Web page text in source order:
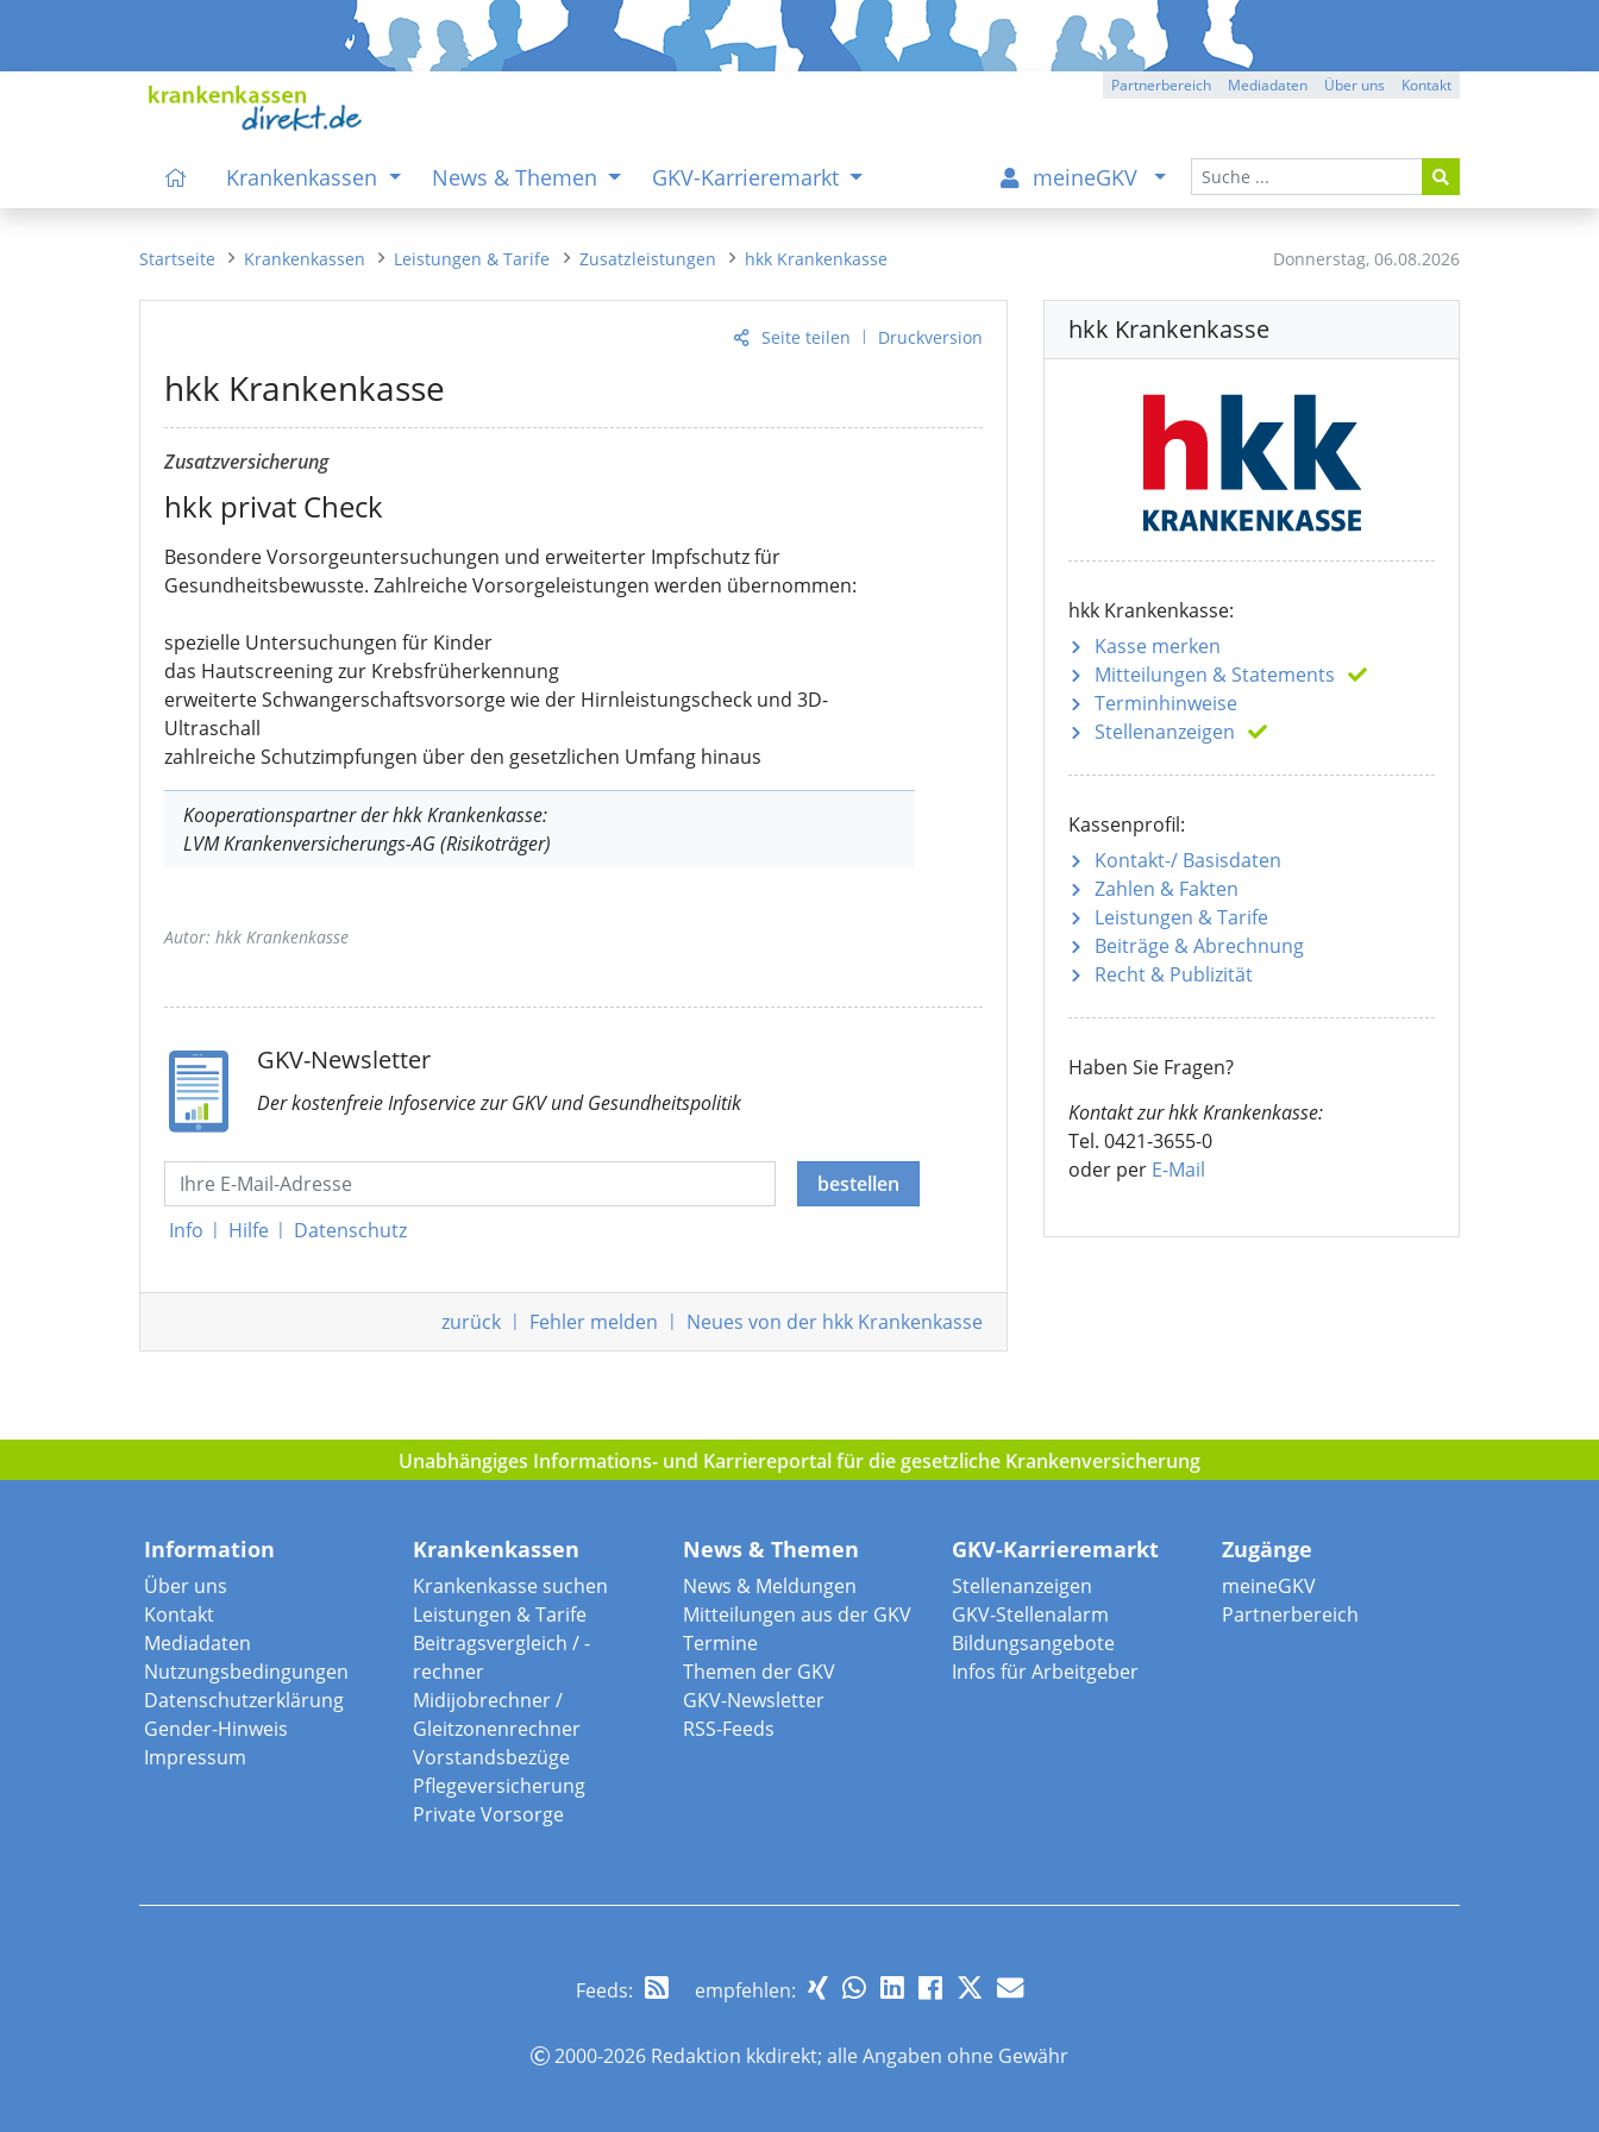
Partnerbereich Mediadaten Über uns Kontakt
Krankenkassen News & Themen GKV-Karrieremarkt meineGKV
Donnerstag, 06.08.2026
Startseite Krankenkassen Leistungen & Tarife Zusatzleistungen hkk Krankenkasse
Seite teilen | Druckversion
hkk Krankenkasse
Zusatzversicherung
hkk privat Check
Besondere Vorsorgeuntersuchungen und erweiterter Impfschutz für
Gesundheitsbewusste. Zahlreiche Vorsorgeleistungen werden übernommen:
spezielle Untersuchungen für Kinder
das Hautscreening zur Krebsfrüherkennung
erweiterte Schwangerschaftsvorsorge wie der Hirnleistungscheck und 3D-
Ultraschall
zahlreiche Schutzimpfungen über den gesetzlichen Umfang hinaus
Kooperationspartner der hkk Krankenkasse:
LVM Krankenversicherungs-AG (Risikoträger)
Autor: hkk Krankenkasse
GKV-Newsletter
Der kostenfreie Infoservicezur GKVund Gesundheitspolitik
Info | Hilfe | Datenschutz
bestellen
zurück | Fehler melden | Neues von der hkk Krankenkasse
hkk Krankenkasse
hkk Krankenkasse:
Kasse merken
Mitteilungen & Statements
Terminhinweise
Stellenanzeigen
Kassenprofil:
Kontakt-/ Basisdaten
Zahlen & Fakten
Leistungen & Tarife
Beiträge & Abrechnung
Recht & Publizität
Haben Sie Fragen?
Kontakt zur hkk Krankenkasse:
Tel. 0421-3655-0
oder per E-Mail
Unabhängiges Informations- und Karriereportal für die gesetzliche Krankenversicherung
Information
Über uns
Kontakt
Mediadaten
Nutzungsbedingungen
Datenschutzerklärung
Gender-Hinweis
Impressum
Krankenkassen
Krankenkasse suchen
Leistungen & Tarife
Beitragsvergleich / -
rechner
Midijobrechner /
Gleitzonenrechner
Vorstandsbezüge
Pflegeversicherung
Private Vorsorge
News & Themen
News & Meldungen
Mitteilungen aus der GKV
Termine
Themen der GKV
GKV-Newsletter
RSS-Feeds
GKV-Karrieremarkt
Stellenanzeigen
GKV-Stellenalarm
Bildungsangebote
Infos für Arbeitgeber
Zugänge
meineGKV
Partnerbereich
Feeds: empfehlen:
2000-2026 Redaktion kkdirekt; alle Angaben ohne Gewähr